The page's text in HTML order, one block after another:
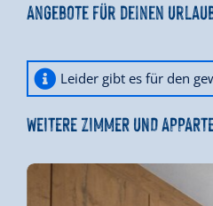
Angebote für deinen
Leider gibt es für den
WEITERE ZIMMER UND